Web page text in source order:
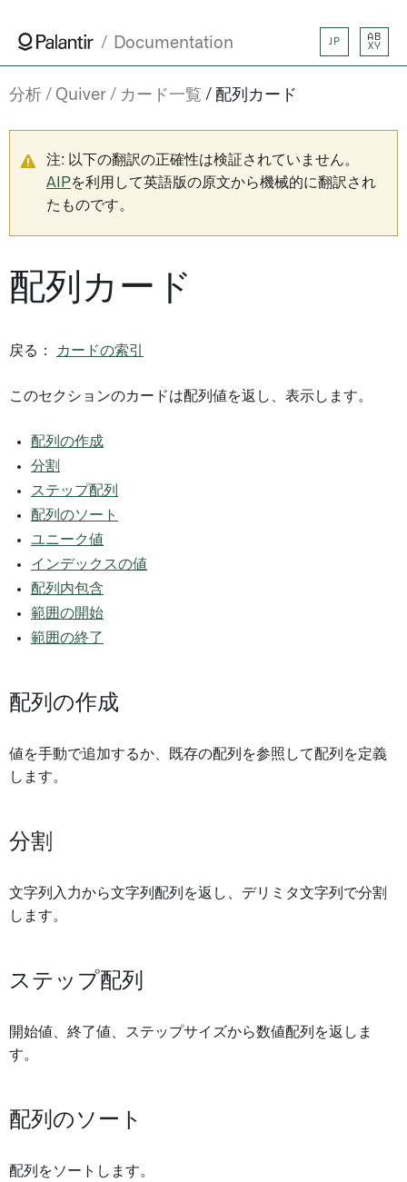
Documentation JP
AB
XY
分析 Quiver カード一覧 配列カード
注: 以下の翻訳の正確性は検証されていません。
AIPを利用して英語版の原文から機械的に翻訳され
たものです。
配列カード
戻る： カードの索引
このセクションのカードは配列値を返し、表示します。
配列の作成
分割
ステップ配列
配列のソート
ユニーク値
インデックスの値
配列内包含
範囲の開始
範囲の終了
配列の作成
値を手動で追加するか、既存の配列を参照して配列を定義
します。
分割
文字列入力から文字列配列を返し、デリミタ文字列で分割
します。
ステップ配列
開始値、終了値、ステップサイズから数値配列を返しま
す。
配列のソート
配列をソートします。